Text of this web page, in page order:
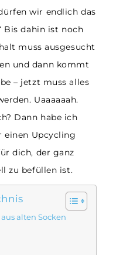
wir endlich das
Bis dahin ist noch
muss ausgesucht
und dann kommt
– jetzt muss alles
Uaaaaaah.
Dann habe ich
einen Upcycling
dich, der ganz
zu befüllen ist.
alten Socken